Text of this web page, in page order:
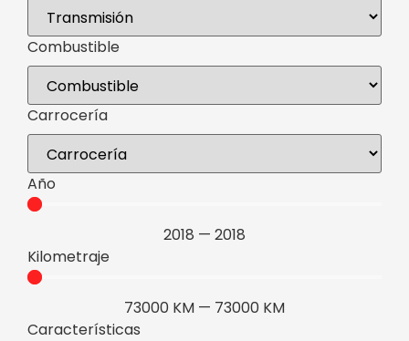
Combustible
Carrocería
Año
2018 — 2018
Kilometraje
73000 KM — 73000 KM
Características